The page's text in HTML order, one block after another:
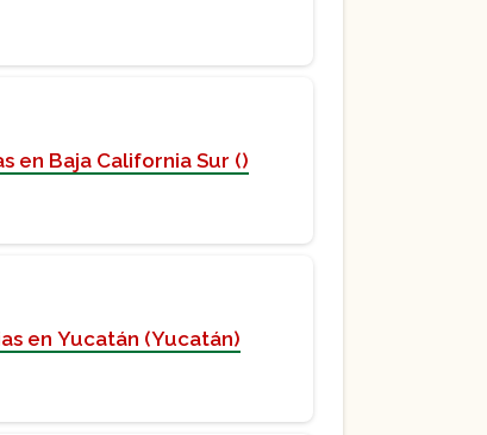
en Baja California Sur ()
en Yucatán (Yucatán)